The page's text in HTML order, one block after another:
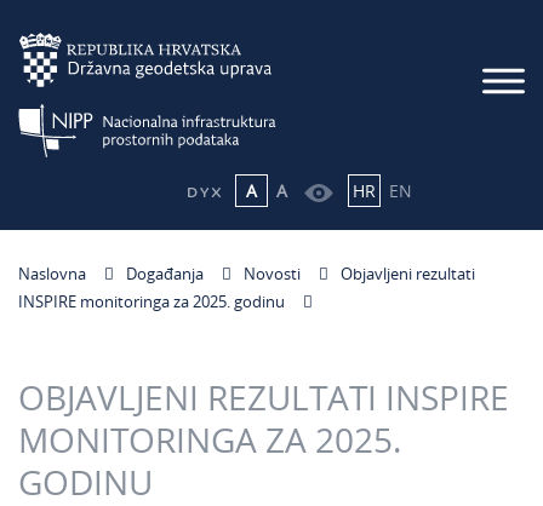
A A HR EN
Naslovna Događanja Novosti
Objavljeni rezultati
INSPIRE monitoringa za 2025. godinu
OBJAVLJENI REZULTATI INSPIRE
MONITORINGA ZA 2025.
GODINU